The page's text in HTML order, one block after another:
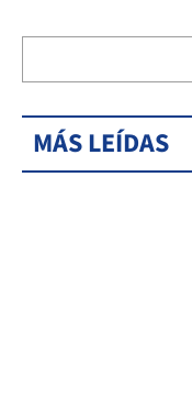
MÁS LEÍDAS